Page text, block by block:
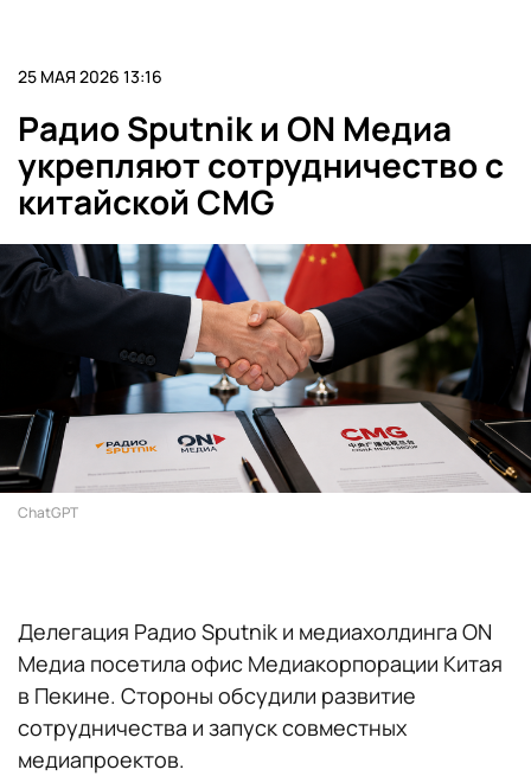
25 МАЯ 2026 13:16
Радио Sputnik и ON Медиа
укрепляют сотрудничество с
китайской CMG
ChatGPT
Делегация Радио Sputnik и медиахолдинга ON
Медиа посетила офис Медиакорпорации Китая
в Пекине. Стороны обсудили развитие
сотрудничества и запуск совместных
медиапроектов.